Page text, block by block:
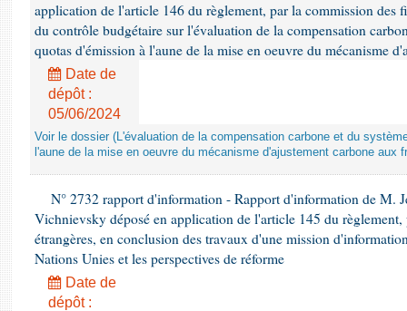
application de l'article 146 du règlement, par la commission des
du contrôle budgétaire sur l'évaluation de la compensation
quotas d'émission à l'aune de la mise en oeuvre du mécanisme
Date de
dépôt :
05/06/2024
Voir le dossier (L'évaluation de la compensation carbone et du
l'aune de la mise en oeuvre du mécanisme d'ajustement carbone aux
N° 2732 rapport d'information - Rapport d'information de M.
Vichnievsky déposé en application de l'article 145 du règlement,
étrangères, en conclusion des travaux d'une mission
Nations Unies et les perspectives de réforme
Date de
dépôt :